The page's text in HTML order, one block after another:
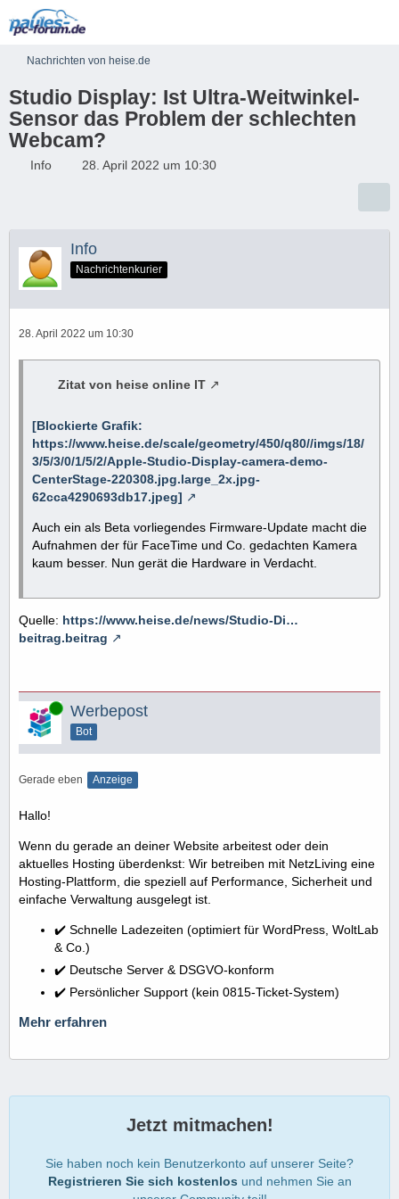
Nachrichten von heise.de
Studio Display: Ist Ultra-Weitwinkel-
Sensor das Problem der schlechten
Webcam?
Info 28. April 2022 um 10:30
Info
Nachrichtenkurier
28. April 2022 um 10:30
Zitat von heise online IT
[Blockierte Grafik:
https://www.heise.de/scale/geometry/450/q80//imgs/18/
3/5/3/0/1/5/2/Apple-Studio-Display-camera-demo-
CenterStage-220308.jpg.large_2x.jpg-
62cca4290693db17.jpeg]
Auch ein als Beta vorliegendes Firmware-Update macht die
Aufnahmen der für FaceTime und Co. gedachten Kamera
kaum besser. Nun gerät die Hardware in Verdacht.
Quelle: https://www.heise.de/news/Studio-Di…
beitrag.beitrag
Online Werbepost
Bot
Gerade eben Anzeige
Hallo!
Wenn du gerade an deiner Website arbeitest oder dein
aktuelles Hosting überdenkst: Wir betreiben mit NetzLiving eine
Hosting-Plattform, die speziell auf Performance, Sicherheit und
einfache Verwaltung ausgelegt ist.
✔️ Schnelle Ladezeiten (optimiert für WordPress, WoltLab
& Co.)
✔️ Deutsche Server & DSGVO-konform
✔️ Persönlicher Support (kein 0815-Ticket-System)
Mehr erfahren
Jetzt mitmachen!
Sie haben noch kein Benutzerkonto auf unserer Seite?
Registrieren Sie sich kostenlos und nehmen Sie an